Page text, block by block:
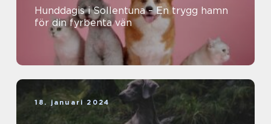
Hunddagis i Sollentuna – En trygg hamn
för din fyrbenta vän
18. januari 2024